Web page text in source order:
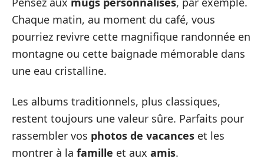
Chaque matin, au moment du café, vous
pourriez revivre cette magnifique randonnée en
montagne ou cette baignade mémorable dans
une eau cristalline.
Les albums traditionnels, plus classiques,
restent toujours une valeur sûre. Parfaits pour
rassembler vos photos de vacances et les
montrer à la famille et aux amis.